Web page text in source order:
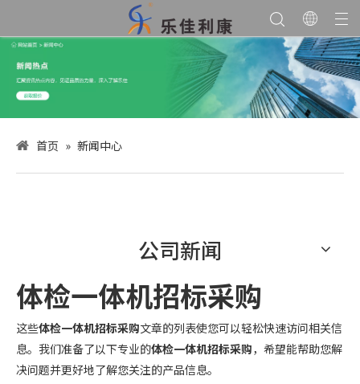
首页 » 新闻中心
公司新闻
体检一体机招标采购
这些体检一体机招标采购文章的列表使您可以轻松快速访问相关信
息。我们准备了以下专业的体检一体机招标采购，希望能帮助您解
决问题并更好地了解您关注的产品信息。